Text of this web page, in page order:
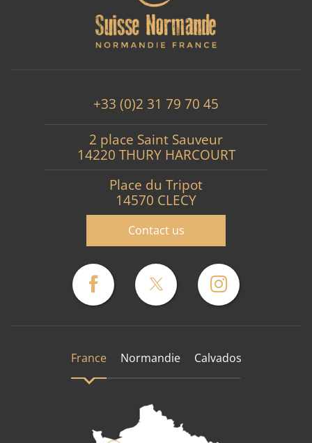
+33 (0)2 31 79 70 45
2 place Saint Sauveur
14220 THURY HARCOURT
Place du Tripot
14570 CLECY
Contact us
France Normandie Calvados